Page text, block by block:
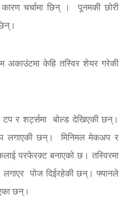
चर्चामा छिन् । पूनमकी छोरी
अकाउंटमा केहि तस्विर शेयर गरेकी
टप र शर्ट्समा बोल्ड देखिएकी छन्।
छन्। मिनिमल मेकअप र
परफेरक्ट बनाएको छ। तस्विरमा
पोज दिईरहेकी छन्। फ्यानले
छन्।